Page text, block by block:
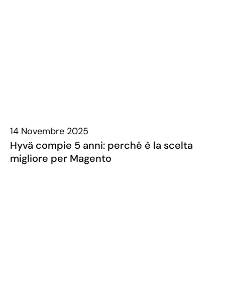
14 Novembre 2025
Hyvä compie 5 anni: perché è la scelta
migliore per Magento